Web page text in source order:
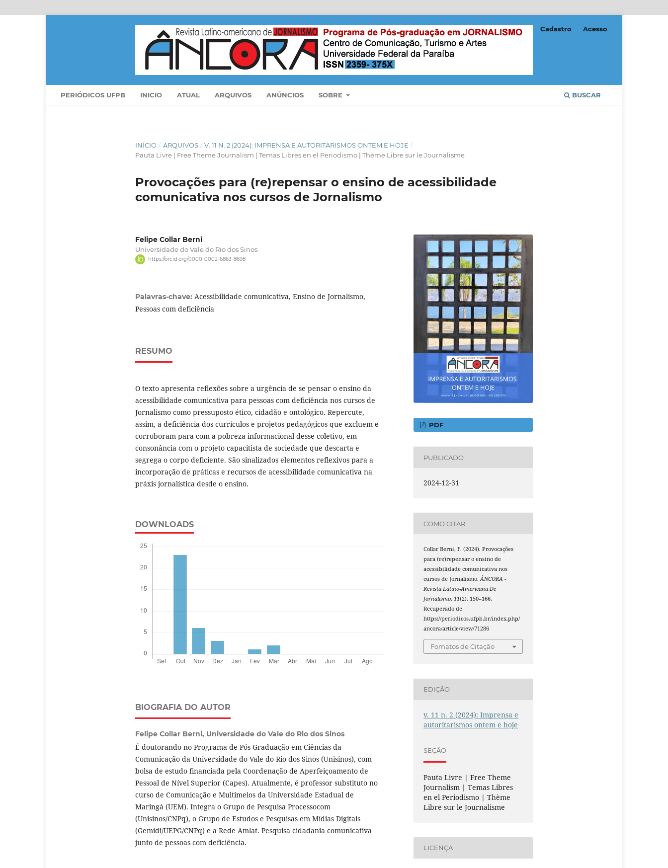
PERIÓDICOS UFPB INICIO ATUAL ARQUIVOS ANÚNCIOS SOBRE BUSCAR
Cadastro Acesso
INÍCIO / ARQUIVOS / V. 11 N. 2 (2024): IMPRENSA E AUTORITARISMOS ONTEM E HOJE /
Pauta Livre | Free Theme Journalism | Temas Libres en el Periodismo | Thème Libre sur le Journalisme
Provocações para (re)repensar o ensino de acessibilidade
comunicativa nos cursos de Jornalismo
Felipe Collar Berni
Universidade do Vale do Rio dos Sinos
https://orcid.org/0000-0002-6863-8698
Palavras-chave: Acessibilidade comunicativa, Ensino de Jornalismo,
Pessoas com deficiência
RESUMO
O texto apresenta reflexões sobre a urgência de se pensar o ensino da
acessibilidade comunicativa para pessoas com deficiência nos cursos de
Jornalismo como pressuposto ético, cidadão e ontológico. Repercute,
assim, a deficiência dos currículos e projetos pedagógicos que excluem e
corroboram para com a pobreza informacional desse coletivo, em
consonância com o projeto capacitista de sociedade que descarta e
segrega o corpo deficiente. São sinalizados elementos reflexivos para a
incorporação de práticas e recursos de acessibilidade comunicativa na
práxis jornalística desde o ensino.
DOWNLOADS
BIOGRAFIA DO AUTOR
Felipe Collar Berni, Universidade do Vale do Rio dos Sinos
É doutorando no Programa de Pós-Graduação em Ciências da
Comunicação da Universidade do Vale do Rio dos Sinos (Unisinos), com
bolsa de estudo financiada pela Coordenação de Aperfeiçoamento de
Pessoal de Nível Superior (Capes). Atualmente, é professor substituto no
curso de Comunicação e Multimeios da Universidade Estadual de
Maringá (UEM). Integra o Grupo de Pesquisa Processocom
(Unisinos/CNPq), o Grupo de Estudos e Pesquisas em Mídias Digitais
(Gemidi/UEPG/CNPq) e a Rede Amlat. Pesquisa cidadania comunicativa
junto de pessoas com deficiência.
PDF
PUBLICADO
2024-12-31
COMO CITAR
Collar Berni, F. (2024). Provocações
para (re)repensar o ensino de
acessibilidade comunicativa nos
cursos de Jornalismo.ÂNCORA -
Revista Latino-Americana De
Jornalismo,11(2), 150–166.
Recuperado de
https://periodicos.ufpb.br/index.php/
ancora/article/view/71286
Fomatos de Citação
EDIÇÃO
v. 11 n. 2 (2024): Imprensa e
autoritarismos ontem e hoje
SEÇÃO
Pauta Livre | Free Theme
Journalism | Temas Libres
en el Periodismo | Thème
Libre sur le Journalisme
LICENÇA